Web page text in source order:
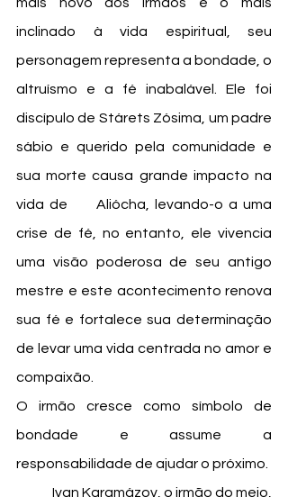
inclinado à vida espiritual, seu
personagem representa a bondade, o
altruísmo e a fé inabalável. Ele foi
discípulo de Stárets Zósima, um padre
sábio e querido pela comunidade e
sua morte causa grande impacto na
vida de 	Aliócha, levando-o a uma
crise de fé, no entanto, ele vivencia
uma visão poderosa de seu antigo
mestre e este acontecimento renova
sua fé e fortalece sua determinação
de levar uma vida centrada no amor e
compaixão.
O irmão cresce como símbolo de
bondade e assume a
responsabilidade de ajudar o próximo.